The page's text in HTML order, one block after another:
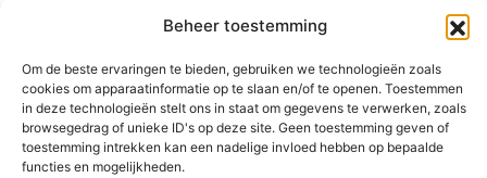
Beheer toestemming
Om de beste ervaringen te bieden, gebruiken we technologieën zoals
cookies om apparaatinformatie op te slaan en/of te openen. Toestemmen
in deze technologieën stelt ons in staat om gegevens te verwerken, zoals
browsegedrag of unieke ID's op deze site. Geen toestemming geven of
toestemming intrekken kan een nadelige invloed hebben op bepaalde
functies en mogelijkheden.